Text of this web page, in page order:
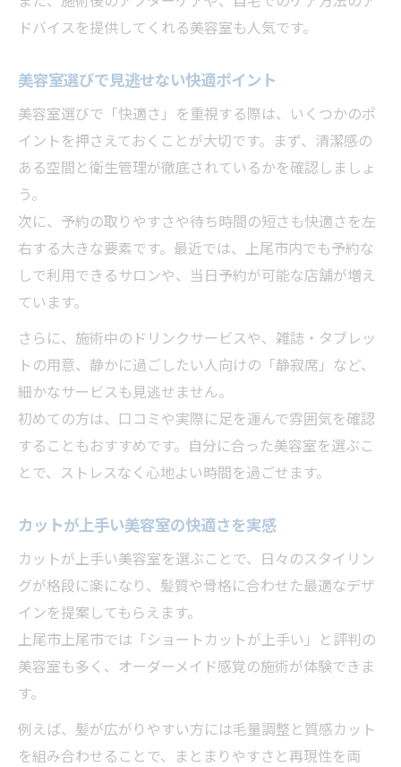
ドバイスを提供してくれる美容室も人気です。
美容室選びで見逃せない快適ポイント
美容室選びで「快適さ」を重視する際は、いくつかのポ
イントを押さえておくことが大切です。まず、清潔感の
ある空間と衛生管理が徹底されているかを確認しましょ
う。
次に、予約の取りやすさや待ち時間の短さも快適さを左
右する大きな要素です。最近では、上尾市内でも予約な
しで利用できるサロンや、当日予約が可能な店舗が増え
ています。
さらに、施術中のドリンクサービスや、雑誌・タブレッ
トの用意、静かに過ごしたい人向けの「静寂席」など、
細かなサービスも見逃せません。
初めての方は、口コミや実際に足を運んで雰囲気を確認
することもおすすめです。自分に合った美容室を選ぶこ
とで、ストレスなく心地よい時間を過ごせます。
カットが上手い美容室の快適さを実感
カットが上手い美容室を選ぶことで、日々のスタイリン
グが格段に楽になり、髪質や骨格に合わせた最適なデザ
インを提案してもらえます。
上尾市上尾市では「ショートカットが上手い」と評判の
美容室も多く、オーダーメイド感覚の施術が体験できま
す。
例えば、髪が広がりやすい方には毛量調整と質感カット
を組み合わせることで、まとまりやすさと再現性を両